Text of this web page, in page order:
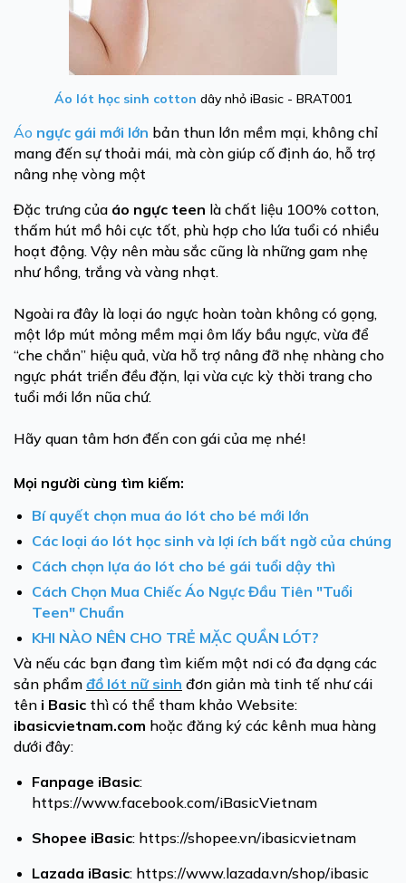
Áo lót học sinh cotton dây nhỏ iBasic - BRAT001
Áo ngực gái mới lớn bản thun lớn mềm mại, không chỉ
mang đến sự thoải mái, mà còn giúp cố định áo, hỗ trợ
nâng nhẹ vòng một
Đặc trưng của áo ngực teen là chất liệu 100% cotton,
thấm hút mồ hôi cực tốt, phù hợp cho lứa tuổi có nhiều
hoạt động. Vậy nên màu sắc cũng là những gam nhẹ
như hồng, trắng và vàng nhạt.
Ngoài ra đây là loại áo ngực hoàn toàn không có gọng,
một lớp mút mỏng mềm mại ôm lấy bầu ngực, vừa để
“che chắn” hiệu quả, vừa hỗ trợ nâng đỡ nhẹ nhàng cho
ngực phát triển đều đặn, lại vừa cực kỳ thời trang cho
tuổi mới lớn nũa chứ.
Hãy quan tâm hơn đến con gái của mẹ nhé!
Mọi người cùng tìm kiếm:
Bí quyết chọn mua áo lót cho bé mới lớn
Các loại áo lót học sinh và lợi ích bất ngờ của chúng
Cách chọn lựa áo lót cho bé gái tuổi dậy thì
Cách Chọn Mua Chiếc Áo Ngực Đầu Tiên "Tuổi
Teen" Chuẩn
KHI NÀO NÊN CHO TRẺ MẶC QUẦN LÓT?
Và nếu các bạn đang tìm kiếm một nơi có đa dạng các
sản phẩm đồ lót nữsinh đơn giản mà tinh tế như cái
tên i Basic thì có thể tham khảo Website:
ibasicvietnam.com hoặc đăng ký các kênh mua hàng
dưới đây:
Fanpage iBasic:
https://www.facebook.com/iBasicVietnam
Shopee iBasic: https://shopee.vn/ibasicvietnam
Lazada iBasic: https://www.lazada.vn/shop/ibasic